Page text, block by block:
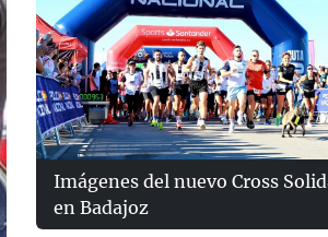
Imágenes del nuevo Cross
en Badajoz